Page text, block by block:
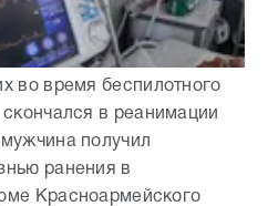
во время беспилотного
в реанимации
получил
ранения в
Красноармейского